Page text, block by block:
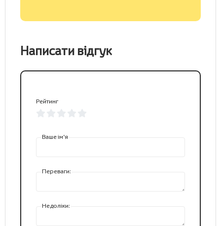
Написати відгук
Рейтинг
Ваше ім’я
Переваги:
Недоліки: